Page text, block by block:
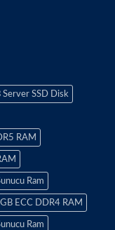
Server SSD Disk
RAM
Ram
ECC DDR4 RAM
Ram